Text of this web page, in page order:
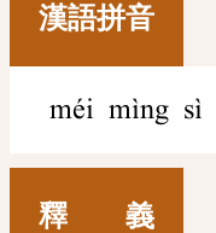
漢語拼音
méi mìng sì
釋 義